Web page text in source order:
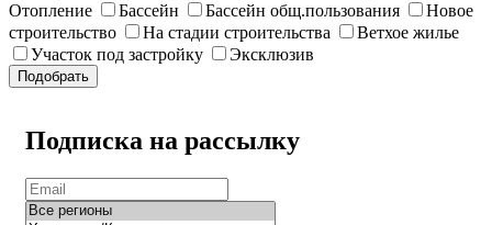
Отопление
Бассейн Бассейн общ.пользования
Новое
строительство
На стадии строительства
Ветхое жилье
Участок под застройку
Эксклюзив
Подобрать
Подписка на рассылку